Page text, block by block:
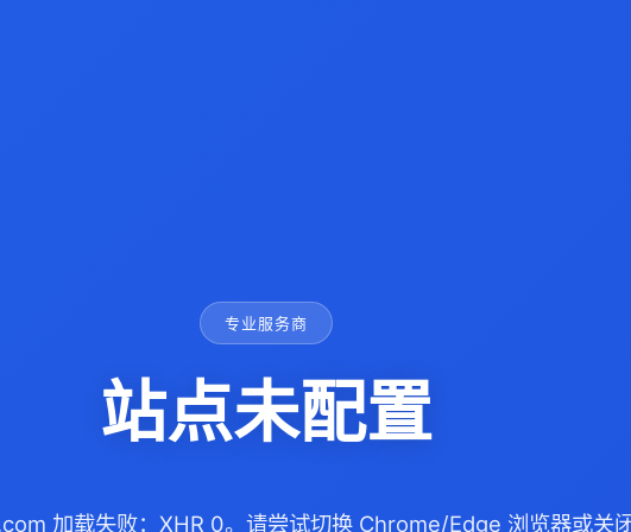
专业服务商
站点未配置
加载失败：XHR 0。请尝试切换 Chrome/Edge 浏览器或关